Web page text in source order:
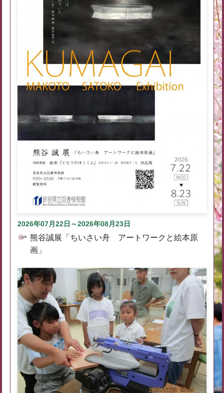
2026年07月22日～2026年08月23日
熊谷誠展「ちいさい舟 アートワークと絵本原
画」